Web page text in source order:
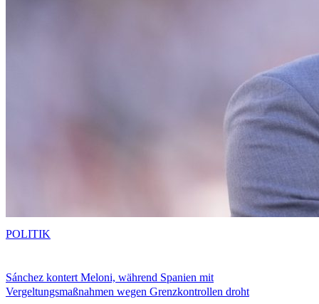
Sánchez kontert Meloni, während Spanien mit
Vergeltungsmaßnahmen wegen Grenzkontrollen droht
POLITIK